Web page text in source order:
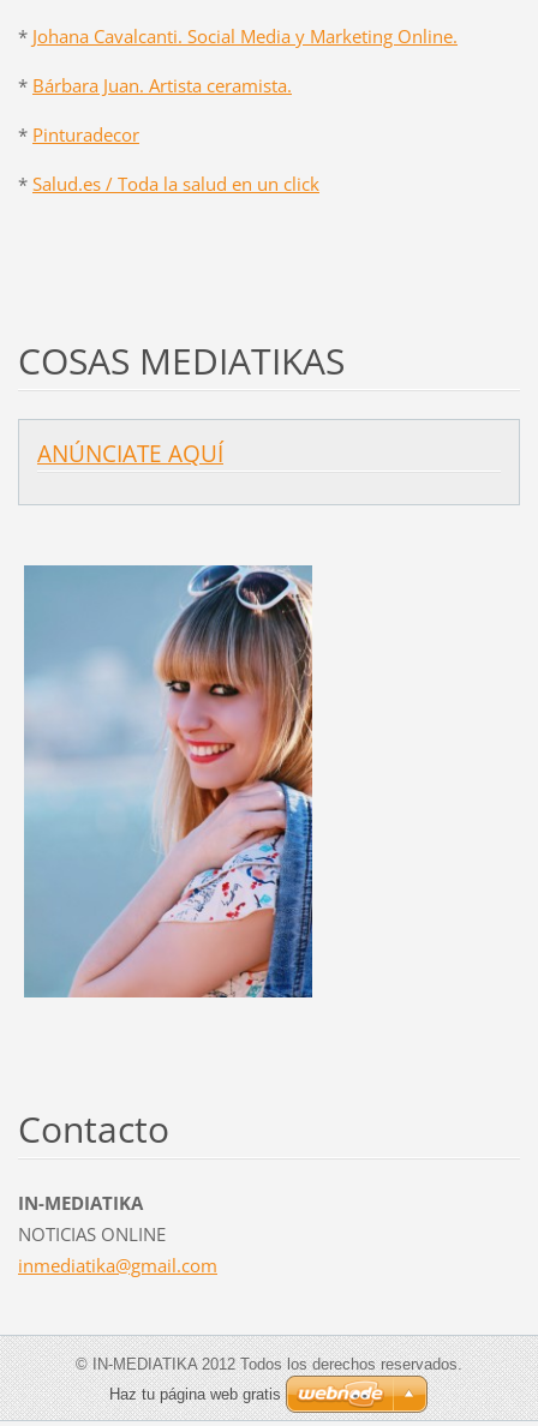
* Johana Cavalcanti. Social Media y Marketing Online.
* Bárbara Juan. Artista ceramista.
* Pinturadecor
* Salud.es / Toda la salud en un click
COSAS MEDIATIKAS
ANÚNCIATE AQUÍ
Contacto
IN-MEDIATIKA
NOTICIAS ONLINE
inmediatika@gmail.com
© IN-MEDIATIKA 2012 Todos los derechos reservados.
Haz tu página web gratis